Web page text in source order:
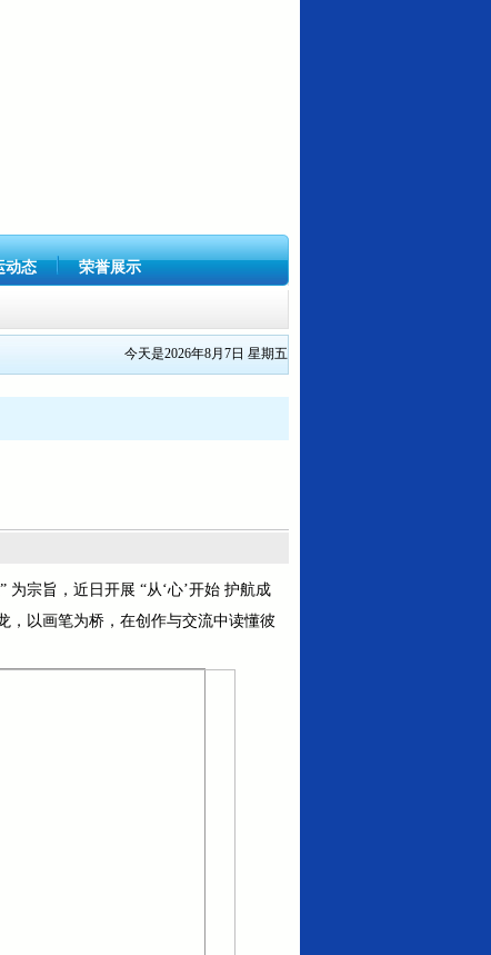
动态 荣誉展示
号关... 今天是2026年8月7日 星期五
宗旨，近日开展 “从‘心’开始 护航成
，以画笔为桥，在创作与交流中读懂彼